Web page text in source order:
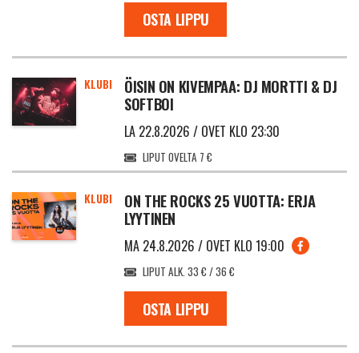
OSTA LIPPU
KLUBI
ÖISIN ON KIVEMPAA: DJ MORTTI & DJ
SOFTBOI
LA 22.8.2026 / OVET KLO 23:30
LIPUT OVELTA 7 €
KLUBI
ON THE ROCKS 25 VUOTTA: ERJA
LYYTINEN
MA 24.8.2026 / OVET KLO 19:00
LIPUT ALK. 33 € / 36 €
OSTA LIPPU